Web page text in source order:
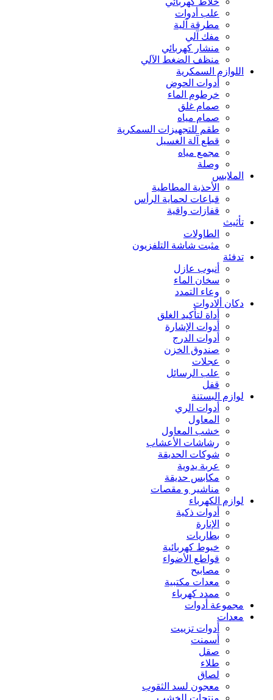
علب أدوات
مطرقة آلية
مفك آلي
منشار كهربائي
منظف الضغط الآلي
اللوازم السمكرية
أدوات الحوض
خرطوم الماء
صمام غلق
صمام مياه
طقم للتجهيزات السمكرية
قطع آلة الغسيل
مجمع مياه
وصلة
الملابس
الأحذية المطاطية
قباعات لحماية الرأس
قفازات واقية
تأثيث
الطاولات
مثبت شاشة التلفزيون
تدفئة
أنبوب عازل
سخان الماء
وعاء التمدد
دكان ألادوات
أداة لتأكيد الغلق
أدوات الإشارة
أدوات الدرج
صندوق الخزن
عجلات
علب الرسائل
قفل
لوازم البستنة
أدوات الري
المعاول
خشب المعاول
رشاشات الأعشاب
شوكات الحديقة
عربة يدوية
مكابس حديقة
مناشير و مقصات
لوازم الكهرباء
أدوات ذكية
الإنارة
بطاريات
خيوط كهربائية
قواطع الأضواء
مصابيح
معدات مكتبية
ممدد كهرباء
مجموعة أدوات
معدات
أدوات تزييت
أسمنت
صقل
طلاء
لصاق
معجون لسد الثقوب
منتجات للخشب